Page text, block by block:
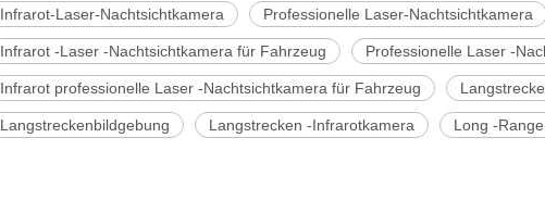
Infrarot-Laser-Nachtsichtkamera Professionelle Laser-Nachtsichtkamera
Infrarot -Laser -Nachtsichtkamera für Fahrzeug Professionelle Laser -
Infrarot professionelle Laser -Nachtsichtkamera für Fahrzeug
Langstreckenbildgebung Langstrecken -Infrarotkamera Long -